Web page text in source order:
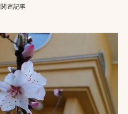
関連記事